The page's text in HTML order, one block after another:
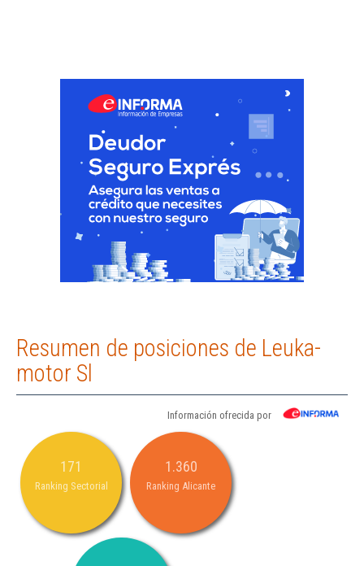
Resumen de posiciones de Leuka-
motor Sl
Información ofrecida por
171
Ranking Sectorial
1.360
Ranking Alicante